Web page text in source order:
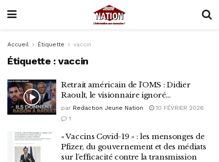
Accueil Étiquette vaccin
Étiquette :vaccin
Retrait américain de l’OMS : Didier
Raoult, le visionnaire ignoré…
par Redaction Jeune Nation
10 FÉVRIER 2026
1
« Vaccins Covid-19 » : les mensonges de
Pfizer, du gouvernement et des médiats
sur l’efficacité contre la transmission